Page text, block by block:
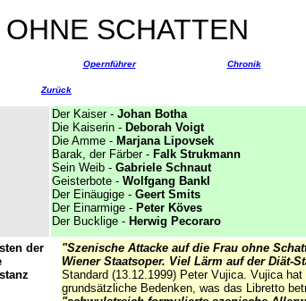
SCHATTEN
Opernführer Chronik
Zurück
Der Kaiser - Johan Botha
Die Kaiserin - Deborah Voigt
Die Amme - Marjana Lipovsek
Barak, der Färber - Falk Strukmann
Sein Weib - Gabriele Schnaut
Geisterbote - Wolfgang Bankl
Der Einäugige - Geert Smits
Der Einarmige - Peter Köves
Der Bucklige - Herwig Pecoraro
der
"Szenische Attacke auf die Frau ohne
Wiener Staatsoper. Viel Lärm auf der Diät-
Standard (13.12.1999) Peter Vujica. Vujica hat
grundsätzliche Bedenken, was das Libretto